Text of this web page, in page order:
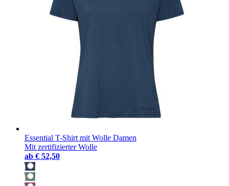
Essential T-Shirt mit Wolle Damen
Mit zertifizierter Wolle
ab € 52,50